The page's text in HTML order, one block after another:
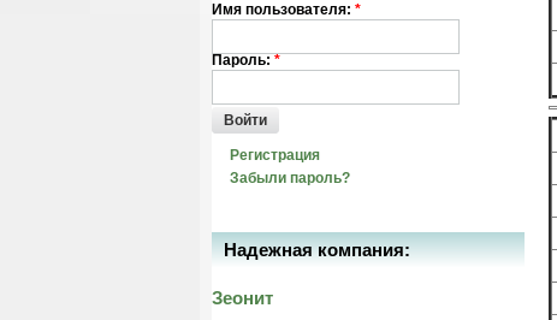
Имя пользователя: *
Пароль: *
Войти
Регистрация
Забыли пароль?
Надежная компания:
Зеонит